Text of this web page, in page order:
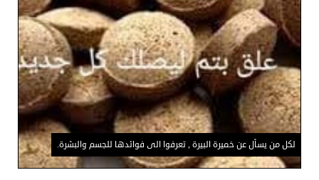
لكل من يسأل عن خميرة البيرة , تعرفوا الى فوائدها للجسم والبشرة.